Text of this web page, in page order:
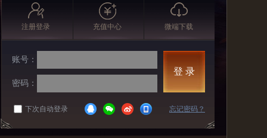
注册登录 充值中心 微端下载
账号：
密码：
登 录
下次自动登录 忘记密码？